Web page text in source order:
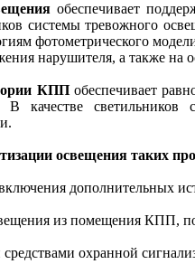
обеспечивает
системы тревожного
фотометрического
нарушителя, а также на
КПП обеспечивает
В качестве
освещения таких
дополнительных
из помещения КПП,
охранной